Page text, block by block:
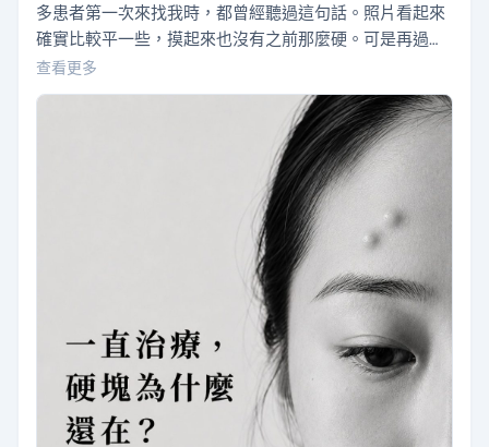
多患者第一次來找我時，都曾經聽過這句話。照片看起來
確實比較平一些，摸起來也沒有之前那麼硬。可是再過幾
個星期，那顆東西又慢慢出現了。有時候位置移動了一
點，形狀也變了一點，但仔細摸，還是在。 這種情況我看
過很多。患者原本以為自己好了，後來才發現，那只是當
時的腫脹消下去，裡面的東西並沒有真的不見。這也是結
節最容易讓人誤判的地方。它會暫時變小、變平，但不…
查看更多